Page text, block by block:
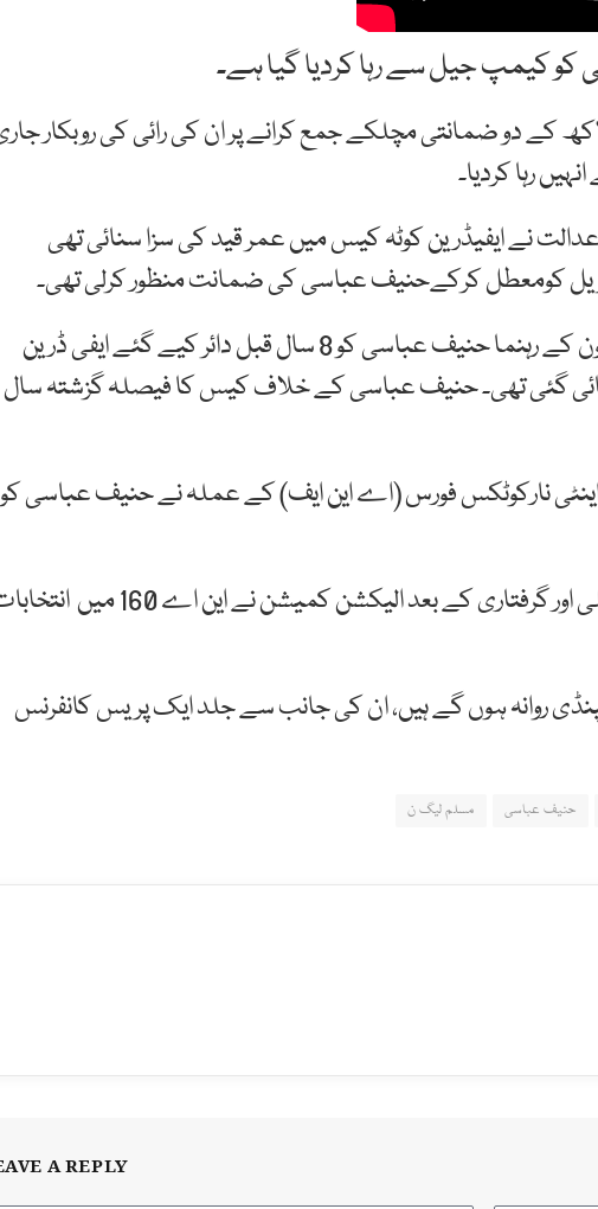
کیمپ جیل سے رہا کردیا گیا ہے۔
لیگ ن کے رہنما کی جانب سے 50، 50 لاکھ کے دو ضمانتی مچلکے جمع کرانے پر ان کی رائی کی روبکار
رہا کردیا۔
نے ایفیڈرین کوٹہ کیس میں عمر قید کی سزا سنائی تھی
گزشتہ سال 18 جولائی کو پاکستان مسلم لیگ نون کے رہنما حنیف عباسی کو 8 سال قبل دائر کیے گئے ایفی ڈرین
گئی تھی۔ حنیف عباسی کے خلاف کیس کا فیصلہ گزشتہ سال
نارکوٹکس فورس (اے این ایف) کے عملہ نے حنیف عباسی کو
مسلم لیگ ن کے امیدوار حنیف عباسی کی نااہلی اور گرفتاری کے بعد الیکشن کمیشن نے این اے 160
روانہ ہوں گے ہیں، ان کی جانب سے جلد ایک پریس کانفرنس
حنیف عباسی مسلم لیگ ن
A REPLY